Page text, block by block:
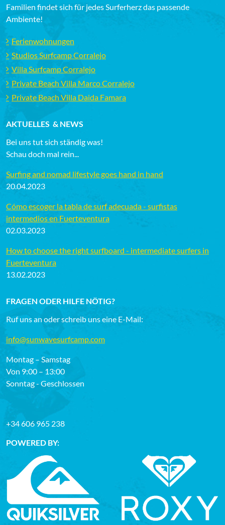
Familien findet sich für jedes Surferherz das passende
Ambiente!
Ferienwohnungen
Studios Surfcamp Corralejo
Villa Surfcamp Corralejo
Private Beach Villa Marco Corralejo
Private Beach Villa Daida Famara
AKTUELLES & NEWS
Bei uns tut sich ständig was!
Schau doch mal rein...
Surfing and nomad lifestyle goes hand in hand
20.04.2023
Cómo escoger la tabla de surf adecuada - surfistas
intermedios en Fuerteventura
02.03.2023
How to choose the right surfboard - intermediate surfers in
Fuerteventura
13.02.2023
FRAGEN ODER HILFE NÖTIG?
Ruf uns an oder schreib uns eine E-Mail:
info@sunwavesurfcamp.com
Montag – Samstag
Von 9:00 – 13:00
Sonntag - Geschlossen
+34 606 965 238
POWERED BY: